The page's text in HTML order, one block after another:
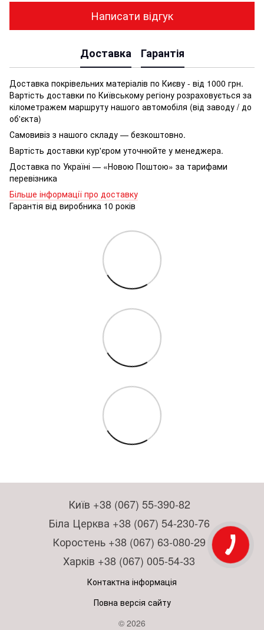
Написати відгук
Доставка Гарантія
Доставка покрівельних матеріалів по Києву - від 1000 грн.
Вартість доставки по Київському регіону розраховується за
кілометражем маршруту нашого автомобіля (від заводу / до
об'єкта)
Самовивіз з нашого складу — безкоштовно.
Вартість доставки кур'єром уточнюйте у менеджера.
Доставка по Україні — «Новою Поштою» за тарифами
перевізника
Більше інформації про доставку
Гарантія від виробника 10 років
Київ +38 (067) 55-390-82
Біла Церква +38 (067) 54-230-76
Коростень +38 (067) 63-080-29
Харків +38 (067) 005-54-33
Контактна інформація
Повна версія сайту
© 2026